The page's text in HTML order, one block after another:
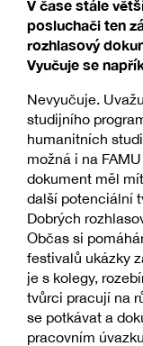
V čase stále
posluchači ten
rozhlasový
Vyučuje se
Nevyučuje.
studijního
humanitních
možná i na
dokument měl
další potenciální
Dobrých
Občas si
festivalů ukázky
je s kolegy,
tvůrci pracují na
se potkávat a
pracovním